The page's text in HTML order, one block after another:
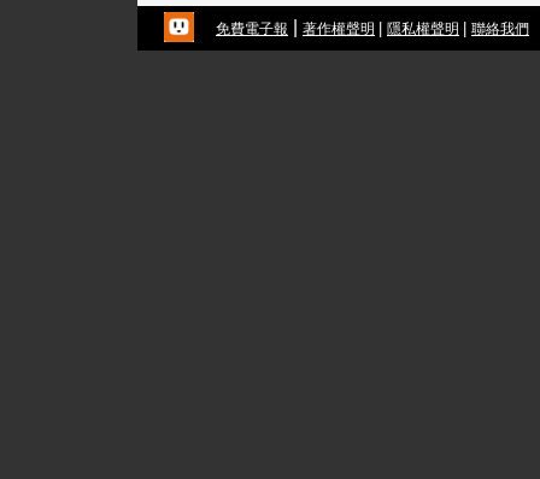
免費電子報 著作權聲明 隱私權聲明 聯絡我們